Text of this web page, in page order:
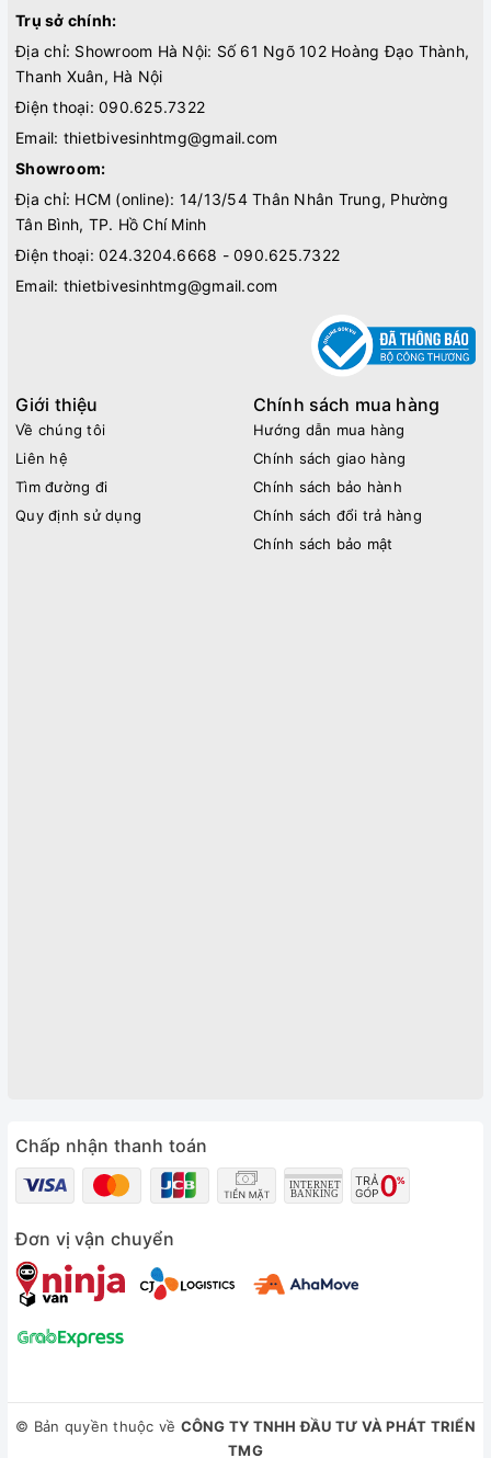
Trụ sở chính:
Địa chỉ: Showroom Hà Nội: Số 61 Ngõ 102 Hoàng Đạo Thành,
Thanh Xuân, Hà Nội
Điện thoại: 090.625.7322
Email: thietbivesinhtmg@gmail.com
Showroom:
Địa chỉ: HCM (online): 14/13/54 Thân Nhân Trung, Phường
Tân Bình, TP. Hồ Chí Minh
Điện thoại: 024.3204.6668 - 090.625.7322
Email: thietbivesinhtmg@gmail.com
Giới thiệu
Về chúng tôi
Liên hệ
Tìm đường đi
Quy định sử dụng
Chính sách mua hàng
Hướng dẫn mua hàng
Chính sách giao hàng
Chính sách bảo hành
Chính sách đổi trả hàng
Chính sách bảo mật
Chấp nhận thanh toán
Đơn vị vận chuyển
© Bản quyền thuộc về CÔNG TY TNHH ĐẦU TƯ VÀ PHÁT TRIỂN
TMG